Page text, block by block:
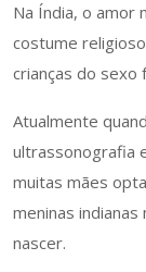
Na Índia, o amor
costume
crianças do sexo
Atualmente
ultrassonografia
muitas mães
meninas
nascer.